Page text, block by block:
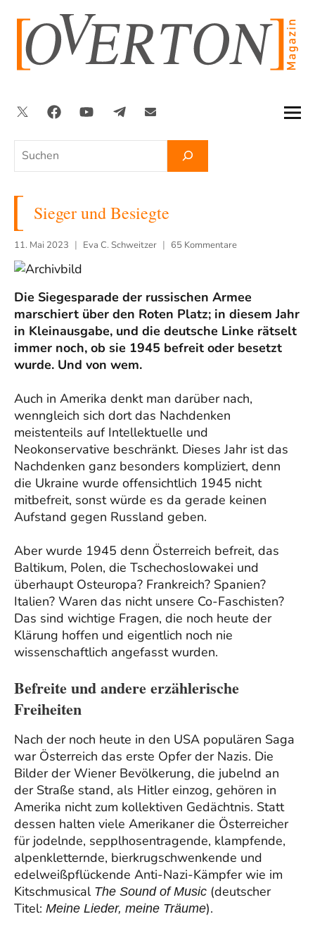
springen
Suchen
TwitterFacebookYouTubeTelegramNewsletter
Sieger und Besiegte
11. Mai 2023 Eva C. Schweitzer 65 Kommentare
Die Siegesparade der russischen Armee
marschiert über den Roten Platz; in diesem Jahr
in Kleinausgabe, und die deutsche Linke rätselt
immer noch, ob sie 1945 befreit oder besetzt
wurde. Und von wem.
Auch in Amerika denkt man darüber nach,
wenngleich sich dort das Nachdenken
meistenteils auf Intellektuelle und
Neokonservative beschränkt. Dieses Jahr ist das
Nachdenken ganz besonders kompliziert, denn
die Ukraine wurde offensichtlich 1945 nicht
mitbefreit, sonst würde es da gerade keinen
Aufstand gegen Russland geben.
Aber wurde 1945 denn Österreich befreit, das
Baltikum, Polen, die Tschechoslowakei und
überhaupt Osteuropa? Frankreich? Spanien?
Italien? Waren das nicht unsere Co-Faschisten?
Das sind wichtige Fragen, die noch heute der
Klärung hoffen und eigentlich noch nie
wissenschaftlich angefasst wurden.
Befreite und andere erzählerische
Freiheiten
Nach der noch heute in den USA populären Saga
war Österreich das erste Opfer der Nazis. Die
Bilder der Wiener Bevölkerung, die jubelnd an
der Straße stand, als Hitler einzog, gehören in
Amerika nicht zum kollektiven Gedächtnis. Statt
dessen halten viele Amerikaner die Österreicher
für jodelnde, sepplhosentragende, klampfende,
alpenkletternde, bierkrugschwenkende und
edelweißpflückende Anti-Nazi-Kämpfer wie im
Kitschmusical The Sound of Music (deutscher
Titel: Meine Lieder, meine Träume).